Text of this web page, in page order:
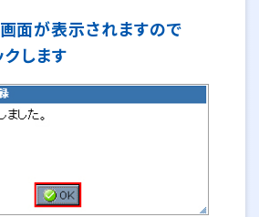
面が表示されますので
クします